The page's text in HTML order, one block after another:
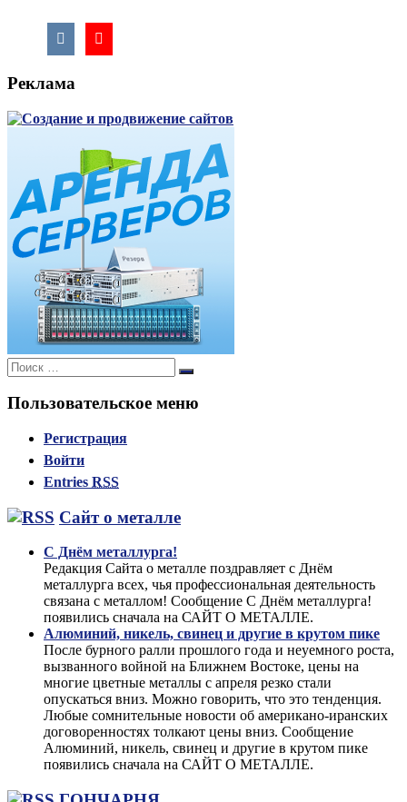
Реклама
Поиск:
Поиск
Пользовательское меню
Регистрация
Войти
Entries RSS
Сайт о металле
С Днём металлурга!
Редакция Сайта о металле поздравляет с Днём
металлурга всех, чья профессиональная деятельность
связана с металлом! Сообщение С Днём металлурга!
появились сначала на САЙТ О МЕТАЛЛЕ.
Алюминий, никель, свинец и другие в крутом пике
После бурного ралли прошлого года и неуемного роста,
вызванного войной на Ближнем Востоке, цены на
многие цветные металлы с апреля резко стали
опускаться вниз. Можно говорить, что это тенденция.
Любые сомнительные новости об американо-иранских
договоренностях толкают цены вниз. Сообщение
Алюминий, никель, свинец и другие в крутом пике
появились сначала на САЙТ О МЕТАЛЛЕ.